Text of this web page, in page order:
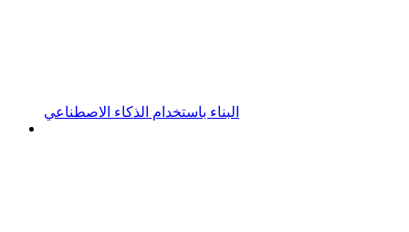
البناء باستخدام الذكاء الاصطناعي